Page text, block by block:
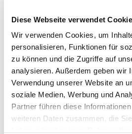
Diese Webseite verwendet
Wir verwenden Cookies, um
personalisieren, Funktionen für
zu können und die Zugriffe auf
analysieren. Außerdem geben wir
Verwendung unserer Website an
soziale Medien, Werbung und
Partner führen diese
weiteren Daten zusammen, die